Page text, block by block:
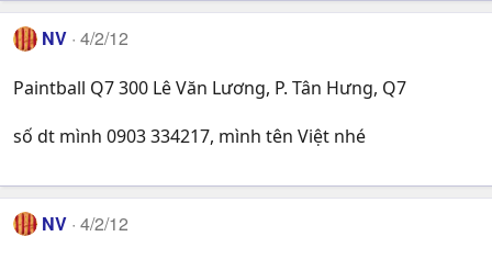
NV 4/2/12
Paintball Q7 300 Lê Văn Lương, P. Tân Hưng, Q7
số dt mình 0903 334217, mình tên Việt nhé
NV 4/2/12